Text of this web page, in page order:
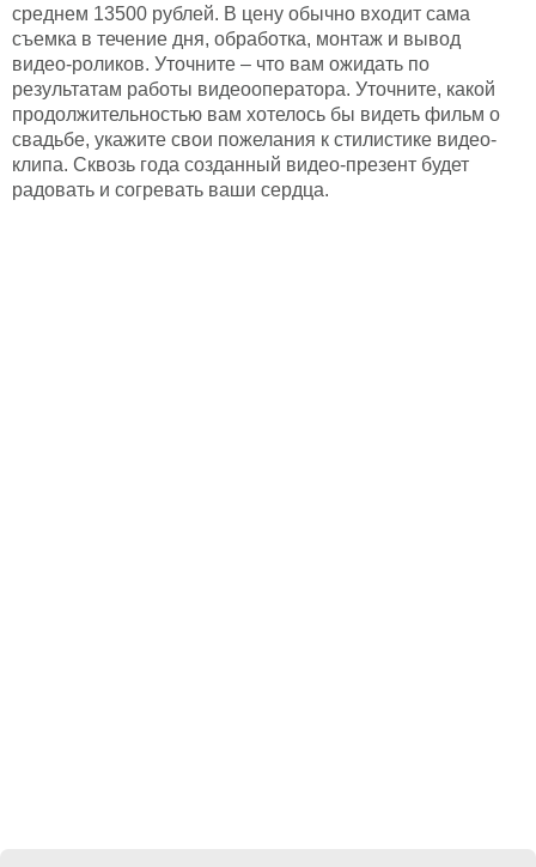
среднем 13500 рублей. В цену обычно входит сама
съемка в течение дня, обработка, монтаж и вывод
видео-роликов. Уточните – что вам ожидать по
результатам работы видеооператора. Уточните, какой
продолжительностью вам хотелось бы видеть фильм о
свадьбе, укажите свои пожелания к стилистике видео-
клипа. Сквозь года созданный видео-презент будет
радовать и согревать ваши сердца.